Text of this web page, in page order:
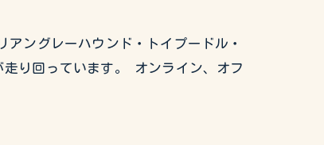
アングレーハウンド・トイプードル・
り回っています。 オンライン、オフ